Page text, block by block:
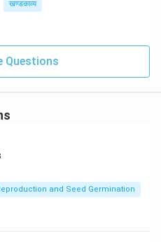
खण्डकाव्य
Questions
and Seed Germination